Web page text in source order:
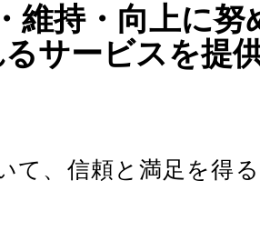
維持・向上に努
サービスを提
、信頼と満足を得る